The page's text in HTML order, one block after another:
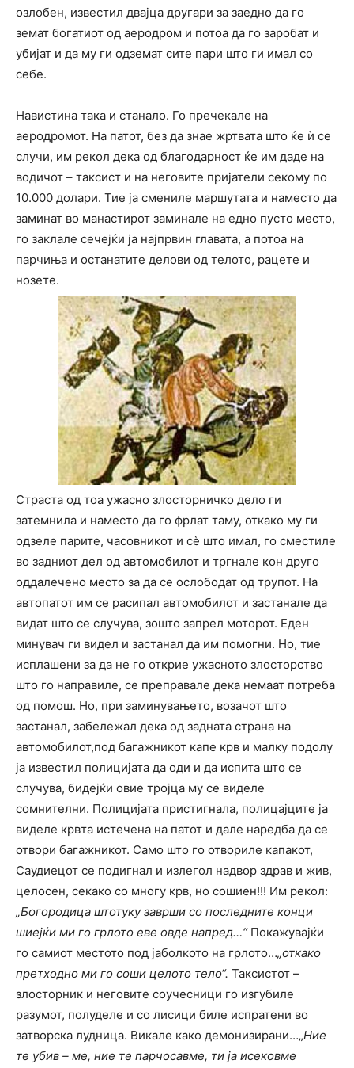
озлобен, известил двајца другари за заедно да го
земат богатиот од аеродром и потоа да го заробат и
убијат и да му ги одземат сите пари што ги имал со
себе.
Навистина така и станало. Го пречекале на
аеродромот. На патот, без да знае жртвата што ќе ѝ се
случи, им рекол дека од благодарност ќе им даде на
водичот – таксист и на неговите пријатели секому по
10.000 долари. Тие ја смениле маршутата и наместо да
заминат во манастирот заминале на едно пусто место,
го заклале сечејќи ја најпрвин главата, а потоа на
парчиња и останатите делови од телото, рацете и
нозете.
Страста од тоа ужасно злосторничко дело ги
затемнила и наместо да го фрлат таму, откако му ги
одзеле парите, часовникот и сè што имал, го сместиле
во задниот дел од автомобилот и тргнале кон друго
оддалечено место за да се ослободат од трупот. На
автопатот им се расипал автомобилот и застанале да
видат што се случува, зошто запрел моторот. Еден
минувач ги видел и застанал да им помогни. Но, тие
исплашени за да не го открие ужасното злосторство
што го направиле, се преправале дека немаат потреба
од помош. Но, при заминувањето, возачот што
застанал, забележал дека од задната страна на
автомобилот,под багажникот капе крв и малку подолу
ја известил полицијата да оди и да испита што се
случува, бидејќи овие тројца му се виделе
сомнителни. Полицијата пристигнала, полицајците ја
виделе крвта истечена на патот и дале наредба да се
отвори багажникот. Само што го отвориле капакот,
Саудиецот се подигнал и излегол надвор здрав и жив,
целосен, секако со многу крв, но сошиен!!! Им рекол:
„Богородица штотуку заврши со последните конци
шиејќи ми го грлото еве овде напред…“ Покажувајќи
го самиот местото под јаболкото на грлото…„откако
претходно ми го соши целото тело“. Таксистот –
злосторник и неговите соучесници го изгубиле
разумот, полуделе и со лисици биле испратени во
затворска лудница. Викале како демонизирани…„Ние
те убив – ме, ние те парчосавме, ти ја исековме